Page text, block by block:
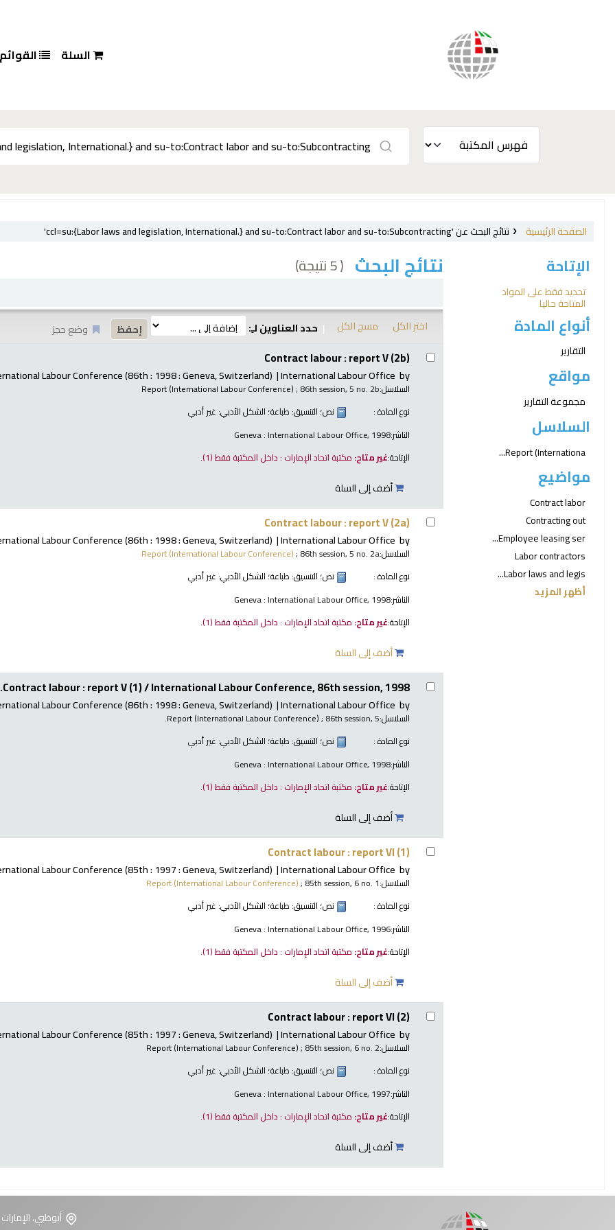
السلة القوائم
الصفحة الرئيسية نتائج البحث عن 'ccl=su:{Labor laws and legislation, International.} and su-to:Contract labor and su-to:Subcontracting'
الإتاحة
تحديد فقط على المواد
المتاحة حاليا
أنواع المادة
التقارير
مواقع
مجموعة التقارير
السلاسل
Report (Internationa...
مواضيع
Contract labor
Contracting out
Employee leasing ser...
Labor contractors
Labor laws and legis...
أظهر المزيد
نتائج البحث ( 5 نتيجة)
اختر الكل مسح الكل حدد العناوين لـِ: وضع حجز
نتائج Contract labour : report V (2b)
by
International Labour Office
Labour Conference(86th : 1998 : Geneva, Switzerland)
السلاسل: Report (International Labour Conference); 86th session, 5 no. 2b
نوع المادة :
نص؛ التنسيق: طباعة؛ الشكل الأدبي: غير أدبي
الناشر:Geneva : International Labour Office, 1998
الإتاحة:غير متاح: مكتبة اتحاد الإمارات : داخل المكتبة فقط(1).
أضف إلى السلة
Contract labour : report V (2a)
by
International Labour Office
Labour Conference(86th : 1998 : Geneva, Switzerland)
السلاسل: Report (International Labour Conference); 86th session, 5 no. 2a
نوع المادة :
نص؛ التنسيق: طباعة؛ الشكل الأدبي: غير أدبي
الناشر:Geneva : International Labour Office, 1998
الإتاحة:غير متاح: مكتبة اتحاد الإمارات : داخل المكتبة فقط(1).
أضف إلى السلة
Contract labour : report V (1) /International Labour Conference, 86th session, 1998.
by
International Labour Office
Labour Conference(86th : 1998 : Geneva, Switzerland)
السلاسل: Report (International Labour Conference); 86th session, 5.
نوع المادة :
نص؛ التنسيق: طباعة؛ الشكل الأدبي: غير أدبي
الناشر:Geneva : International Labour Office, 1998
الإتاحة:غير متاح: مكتبة اتحاد الإمارات : داخل المكتبة فقط(1).
أضف إلى السلة
Contract labour : report VI (1)
by
International Labour Office
Labour Conference(85th : 1997 : Geneva, Switzerland)
السلاسل: Report (International Labour Conference); 85th session, 6 no. 1
نوع المادة :
نص؛ التنسيق: طباعة؛ الشكل الأدبي: غير أدبي
الناشر:Geneva : International Labour Office, 1996
الإتاحة:غير متاح: مكتبة اتحاد الإمارات : داخل المكتبة فقط(1).
أضف إلى السلة
Contract labour : report VI (2)
by
International Labour Office
Labour Conference(85th : 1997 : Geneva, Switzerland)
السلاسل: Report (International Labour Conference); 85th session, 6 no. 2
نوع المادة :
نص؛ التنسيق: طباعة؛ الشكل الأدبي: غير أدبي
الناشر:Geneva : International Labour Office, 1997
الإتاحة:غير متاح: مكتبة اتحاد الإمارات : داخل المكتبة فقط(1).
أضف إلى السلة
أبوظبي،